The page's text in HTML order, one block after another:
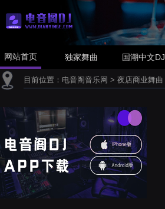
网站首页 独家舞曲 国潮中文DJ
目前位置： 电音阁音乐网 > 夜店商业舞曲